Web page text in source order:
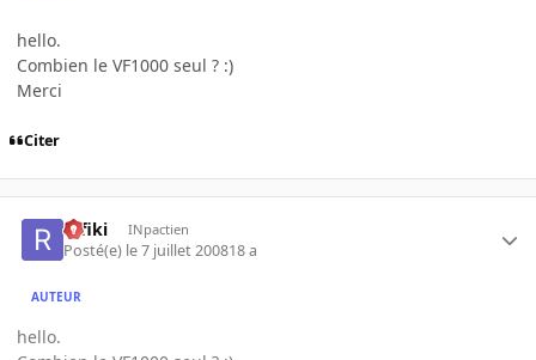
hello.
Combien le VF1000 seul ? :)
Merci
Citer
rafiki INpactien
Posté(e) le 7 juillet 200818 a
AUTEUR
hello.